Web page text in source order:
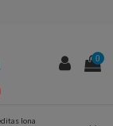
0
lona